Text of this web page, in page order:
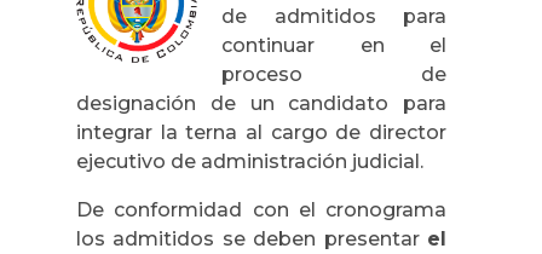
de admitidos para
continuar en el
proceso de
designación de un candidato para
integrar la terna al cargo de director
ejecutivo de administración judicial.
De conformidad con el cronograma
los admitidos se deben presentar el